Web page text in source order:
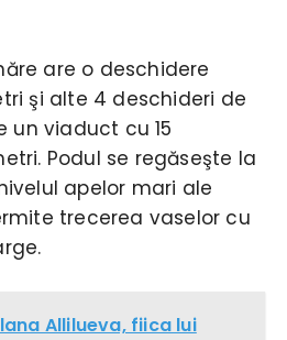
are o deschidere
şi alte 4 deschideri de
un viaduct cu 15
Podul se regăseşte la
apelor mari ale
trecerea vaselor cu
Allilueva, fiica lui